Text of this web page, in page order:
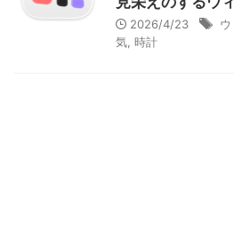
2026/4/23 ウ
気 時計